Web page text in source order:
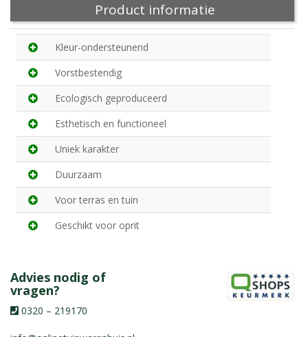
Product informatie
Kleur-ondersteunend
Vorstbestendig
Ecologisch geproduceerd
Esthetisch en functioneel
Uniek karakter
Duurzaam
Voor terras en tuin
Geschikt voor oprit
Advies nodig of
vragen?
0320 – 219170